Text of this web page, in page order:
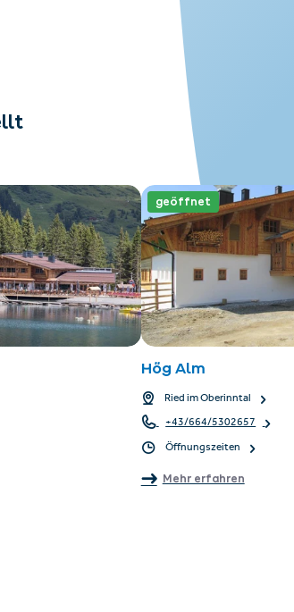
geöffnet
Hög Alm
Ried im Oberinntal
+43/664/5302657
Öffnungszeiten
Mehr erfahren